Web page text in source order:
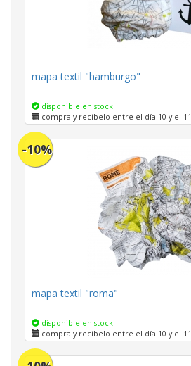
mapa textil "hamburgo"
disponible en stock
compra y recíbelo entre el día 10 y el 11
-10%
mapa textil "roma"
disponible en stock
compra y recíbelo entre el día 10 y el 11